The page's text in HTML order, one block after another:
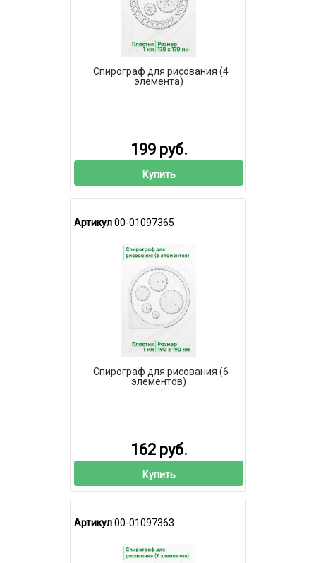
Спирограф для рисования (4
элемента)
199 руб.
Купить
Артикул00-01097365
Спирограф для рисования (6
элементов)
162 руб.
Купить
Артикул00-01097363